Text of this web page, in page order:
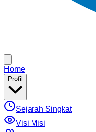
Home
Profil
Sejarah Singkat
Visi Misi